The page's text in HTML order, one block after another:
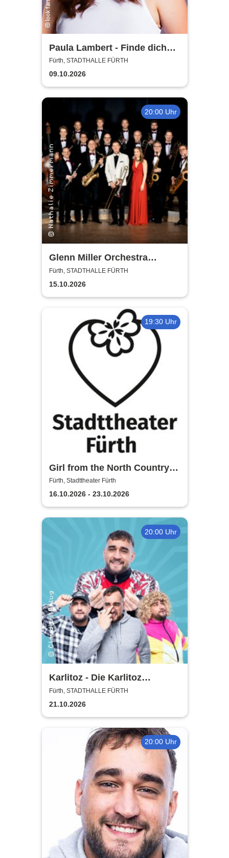
Paula Lambert - Finde dich
gut, sonst findet dich keiner
Fürth, STADTHALLE FÜRTH
09.10.2026
20:00 Uhr
Glenn Miller Orchestra
directed by Uli Plettendorff
Fürth, STADTHALLE FÜRTH
15.10.2026
19:30 Uhr
Girl from the North Country -
Stadttheater Fürth
Fürth, Stadttheater Fürth
16.10.2026 - 23.10.2026
20:00 Uhr
Karlitoz - Die Karlitoz
Supershow
Fürth, STADTHALLE FÜRTH
21.10.2026
20:00 Uhr